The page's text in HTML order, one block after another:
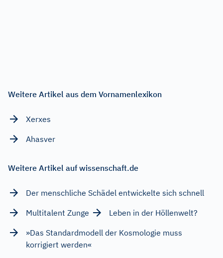
Weitere Artikel aus dem Vornamenlexikon
Xerxes
Ahasver
Weitere Artikel auf wissenschaft.de
Der menschliche Schädel entwickelte sich schnell
Multitalent Zunge
Leben in der Höllenwelt?
»Das Standardmodell der Kosmologie muss
korrigiert werden«